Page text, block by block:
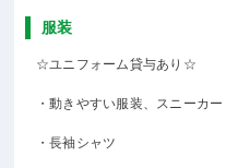
服装
☆ユニフォーム貸与あり☆
・動きやすい服装、スニーカー
・長袖シャツ